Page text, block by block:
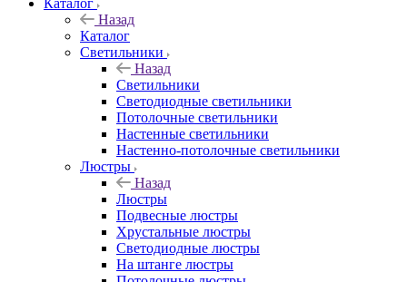
Каталог
Назад
Каталог
Светильники
Назад
Светильники
Светодиодные светильники
Потолочные светильники
Настенные светильники
Настенно-потолочные светильники
Люстры
Назад
Люстры
Подвесные люстры
Хрустальные люстры
Светодиодные люстры
На штанге люстры